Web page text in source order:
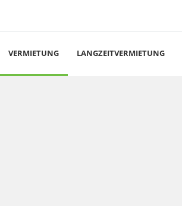
VERMIETUNG LANGZEITVERMIETUNG